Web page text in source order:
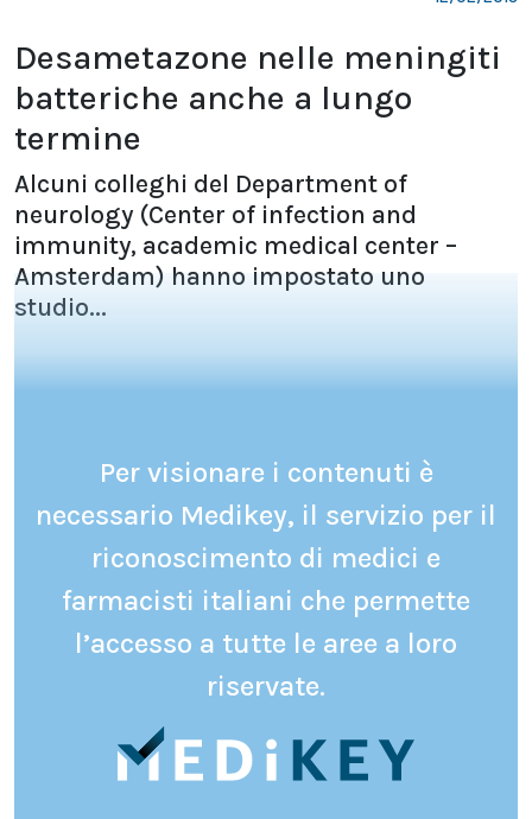
Desametazone nelle meningiti
batteriche anche a lungo
termine
Alcuni colleghi del Department of
neurology (Center of infection and
immunity, academic medical center –
Amsterdam) hanno impostato uno
studio...
Per visionare i contenuti è
necessario Medikey, il servizio per il
riconoscimento di medici e
farmacisti italiani che permette
l’accesso a tutte le aree a loro
riservate.